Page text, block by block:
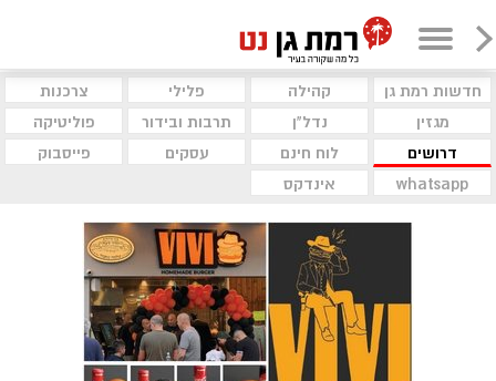
חדשות רמת גן קהילה פלילי
צרכנות
מגזין
נדל"ן תרבות ובידור
פוליטיקה
דרושים
לוח חינם עסקים
פייסבוק
whatsapp
אינדקס